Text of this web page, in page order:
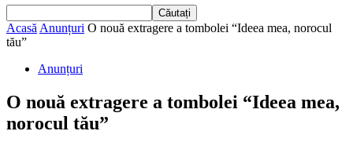
Acasă Anunțuri O nouă extragere a tombolei “Ideea mea, norocul
tău”
Anunțuri
O nouă extragere a tombolei “Ideea mea,
norocul tău”